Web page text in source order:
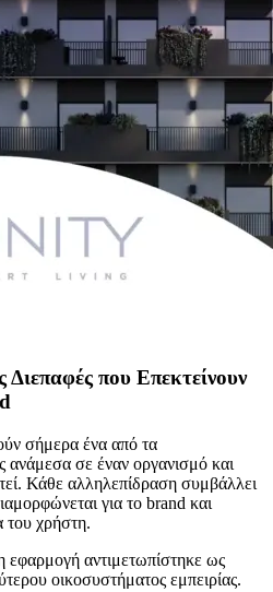
Διεπαφές που Επεκτείνουν
σήμερα ένα από τα
ανάμεσα σε έναν οργανισμό και
Κάθε αλληλεπίδραση συμβάλλει
για το brand και
του χρήστη.
αντιμετωπίστηκε ως
οικοσυστήματος εμπειρίας.